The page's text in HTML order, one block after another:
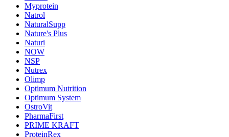
Myprotein
Natrol
NaturalSupp
Nature's Plus
Naturi
NOW
NSP
Nutrex
Olimp
Optimum Nutrition
Optimum System
OstroVit
PharmaFirst
PRIME KRAFT
ProteinRex